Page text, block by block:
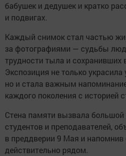
бабушек и дедушек и кратко
и подвигах.
Каждый снимок стал частью
за фотографиями — судьбы
трудности тыла и сохранивших
Экспозиция не только украсила
но и стала важным
каждого поколения с историей
Стена памяти вызвала большой
студентов и преподавателей,
в преддверии 9 Мая и напомнив
действительно рядом.